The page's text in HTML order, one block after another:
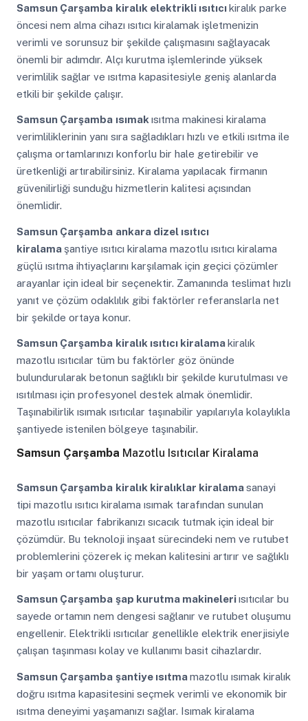
Samsun Çarşamba kiralık elektrikli ısıtıcıkiralık parke
öncesi nem alma cihazı ısıtıcı kiralamak işletmenizin
verimli ve sorunsuz bir şekilde çalışmasını sağlayacak
önemli bir adımdır. Alçı kurutma işlemlerinde yüksek
verimlilik sağlar ve ısıtma kapasitesiyle geniş alanlarda
etkili bir şekilde çalışır.
Samsun Çarşamba ısımak ısıtma makinesi kiralama
verimliliklerinin yanı sıra sağladıkları hızlı ve etkili ısıtma ile
çalışma ortamlarınızı konforlu bir hale getirebilir ve
üretkenliği artırabilirsiniz. Kiralama yapılacak firmanın
güvenilirliği sunduğu hizmetlerin kalitesi açısından
önemlidir.
Samsun Çarşamba ankara dizel ısıtıcı
kiralama şantiye ısıtıcı kiralama mazotlu ısıtıcı kiralama
güçlü ısıtma ihtiyaçlarını karşılamak için geçici çözümler
arayanlar için ideal bir seçenektir. Zamanında teslimat hızlı
yanıt ve çözüm odaklılık gibi faktörler referanslarla net
bir şekilde ortaya konur.
Samsun Çarşamba kiralık ısıtıcı kiralamakiralık
mazotlu ısıtıcılar tüm bu faktörler göz önünde
bulundurularak betonun sağlıklı bir şekilde kurutulması ve
ısıtılması için profesyonel destek almak önemlidir.
Taşınabilirlik ısımak ısıtıcılar taşınabilir yapılarıyla kolaylıkla
şantiyede istenilen bölgeye taşınabilir.
Samsun Çarşamba Mazotlu Isıtıcılar Kiralama
Samsun Çarşamba kiralık kiralıklar kiralamasanayi
tipi mazotlu ısıtıcı kiralama ısımak tarafından sunulan
mazotlu ısıtıcılar fabrikanızı sıcacık tutmak için ideal bir
çözümdür. Bu teknoloji inşaat sürecindeki nem ve rutubet
problemlerini çözerek iç mekan kalitesini artırır ve sağlıklı
bir yaşam ortamı oluşturur.
Samsun Çarşamba şap kurutma makineleriısıtıcılar bu
sayede ortamın nem dengesi sağlanır ve rutubet oluşumu
engellenir. Elektrikli ısıtıcılar genellikle elektrik enerjisiyle
çalışan taşınması kolay ve kullanımı basit cihazlardır.
Samsun Çarşamba şantiye ısıtmamazotlu ısımak kiralık
doğru ısıtma kapasitesini seçmek verimli ve ekonomik bir
ısıtma deneyimi yaşamanızı sağlar. Isımak kiralama